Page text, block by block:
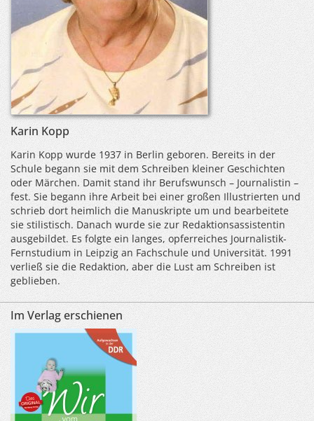
Karin Kopp
Karin Kopp wurde 1937 in Berlin geboren. Bereits in der
Schule begann sie mit dem Schreiben kleiner Geschichten
oder Märchen. Damit stand ihr Berufswunsch – Journalistin –
fest. Sie begann ihre Arbeit bei einer großen Illustrierten und
schrieb dort heimlich die Manuskripte um und bearbeitete
sie stilistisch. Danach wurde sie zur Redaktionsassistentin
ausgebildet. Es folgte ein langes, opferreiches Journalistik-
Fernstudium in Leipzig an Fachschule und Universität. 1991
verließ sie die Redaktion, aber die Lust am Schreiben ist
geblieben.
Im Verlag erschienen